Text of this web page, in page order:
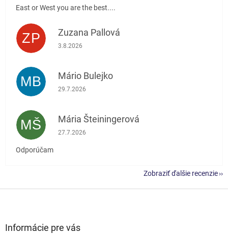
East or West you are the best....
ZP Zuzana Pallová
Hodnotenie obchodu je 5 z 5 hviezdičiek.
3.8.2026
MB Mário Bulejko
Hodnotenie obchodu je 5 z 5 hviezdičiek.
29.7.2026
MŠ Mária Šteiningerová
Hodnotenie obchodu je 5 z 5 hviezdičiek.
27.7.2026
Odporúčam
Zobraziť ďalšie recenzie
Informácie pre vás